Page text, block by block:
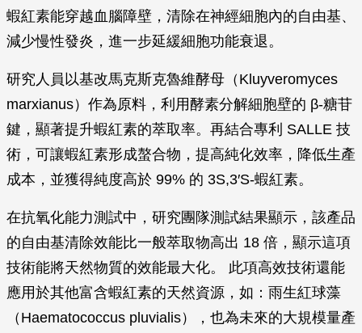
蝦紅素能穿越血腦障壁，清除在神經細胞內的自由基、
減少慢性發炎，進一步延緩細胞功能衰退。
研究人員以基改馬克斯克魯維酵母（Kluyveromyces
marxianus）作為原料，利用酵素分解細胞壁的 β-糖苷
鍵，顯著提升蝦紅素的萃取率。再結合專利 SALLE 技
術，可讓蝦紅素形成螯合物，提高純化效率，降低生產
成本，並獲得純度高於 99% 的 3S,3′S-蝦紅素。
在抗氧化能力測試中，研究團隊測試結果顯示，該產品
的自由基清除效能比一般萃取物高出 18 倍，顯示這項
技術能將天然物質的效能最大化。 此項高效技術還能
應用於其他富含蝦紅素的天然資源，如：雨生紅球藻
（Haematococcus pluvialis），也為未來的大規模量產